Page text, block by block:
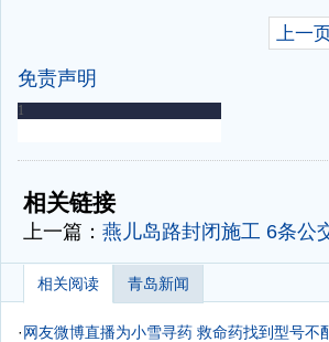
上一
免责声明
-
相关链接
上一篇： 燕儿岛路封闭施工 6条公
相关阅读 青岛新闻
·网友微博直播为小雪寻药 救命药找到型号不